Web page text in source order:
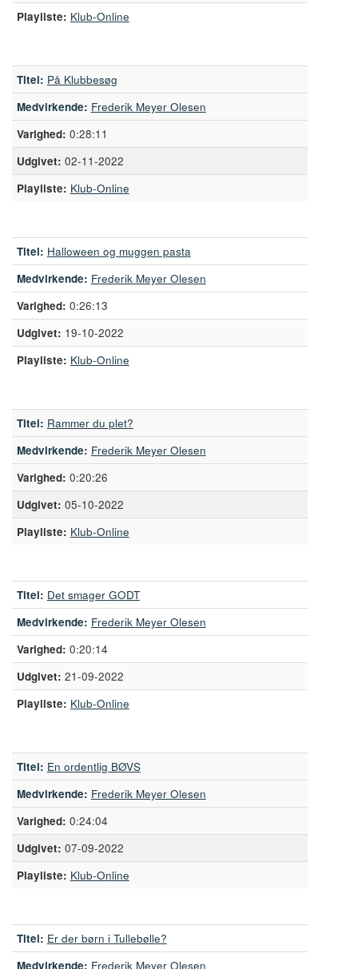
Playliste: Klub-Online
Titel: På Klubbesøg
Medvirkende: Frederik Meyer Olesen
0:28:11
02-11-2022
Playliste: Klub-Online
Titel: Halloween og muggen pasta
Medvirkende: Frederik Meyer Olesen
0:26:13
19-10-2022
Playliste: Klub-Online
Titel: Rammer du plet?
Medvirkende: Frederik Meyer Olesen
0:20:26
05-10-2022
Playliste: Klub-Online
Titel: Det smager GODT
Medvirkende: Frederik Meyer Olesen
0:20:14
21-09-2022
Playliste: Klub-Online
Titel: En ordentlig BØVS
Medvirkende: Frederik Meyer Olesen
0:24:04
07-09-2022
Playliste: Klub-Online
Titel: Er der børn i Tullebølle?
Medvirkende: Frederik Meyer Olesen